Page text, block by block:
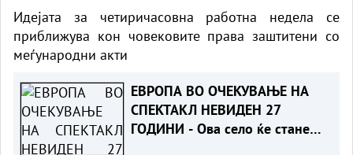
Идејата за четиричасовна работна недела се
приближува кон човековите права заштитени со
меѓународни акти
ЕВРОПА ВО ОЧЕКУВАЊЕ НА
СПЕКТАКЛ НЕВИДЕН 27
ГОДИНИ - Ова село ќе стане